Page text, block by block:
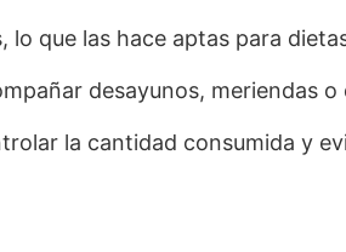
que las hace aptas para
desayunos, meriendas
la cantidad consumida y